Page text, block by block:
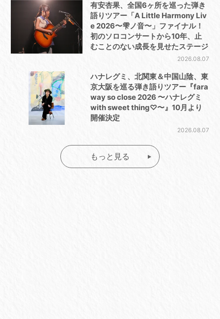
有安杏果、全国6ヶ所を巡った弾き
語りツアー「A Little Harmony Liv
e 2026〜雫ノ音〜」ファイナル！
初のソロコンサートから10年、止
むことのない成長を見せたステージ
2026.08.07
ハナレグミ、北関東＆中国山陰、東
京大阪を巡る弾き語りツアー『fara
way so close 2026 〜ハナレグミ
with sweet thing♡〜』10月より
開催決定
2026.08.07
もっと見る